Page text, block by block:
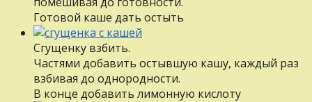
Готовой каше дать остыть
Сгущенку взбить.
Частями добавить остывшую кашу, каждый раз
взбивая до однородности.
В конце добавить лимонную кислоту